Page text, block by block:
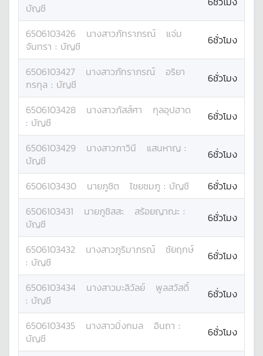
บัญชี
6506103426 นางสาวภัทราภรณ์
แจ่ม
จันทรา : บัญชี 6ชั่วโมง
6506103427 นางสาวภัทราภรณ์
อริยา
กรกุล : บัญชี 6ชั่วโมง
6506103428 นางสาวภัสส์ศา
กุลอุปฮาด
: บัญชี 6ชั่วโมง
6506103429 นางสาวภาวินี แสนหาญ :
บัญชี
6ชั่วโมง
6506103430 นายภูชิต ไชยชมภู : บัญชี
6ชั่วโมง
6506103431
นายภูชิสสะ สร้อยญาณะ :
บัญชี
6ชั่วโมง
6506103432 นางสาวภูริมาภรณ์
ชัยฤกษ์
: บัญชี 6ชั่วโมง
6506103434 นางสาวมะลิวัลย์
พูลสวัสดิ์
: บัญชี 6ชั่วโมง
6506103435 นางสาวมิ่งกมล อินถา :
บัญชี
6ชั่วโมง